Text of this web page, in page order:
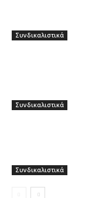
Συνδικαλιστικά
Συνδικαλιστικά
Συνδικαλιστικά